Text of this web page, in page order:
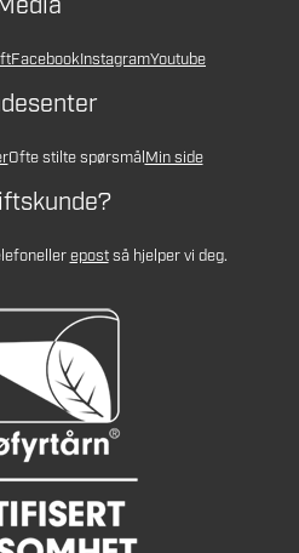
FacebookInstagramYoutube
Ofte stilte spørsmålMin side
ellerepostså hjelper vi deg.